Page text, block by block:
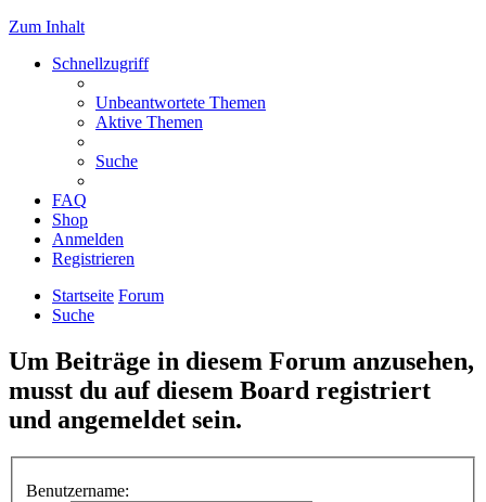
Zum Inhalt
Schnellzugriff
Unbeantwortete Themen
Aktive Themen
Suche
FAQ
Shop
Anmelden
Registrieren
Startseite Forum
Suche
Um Beiträge in diesem Forum anzusehen,
musst du auf diesem Board registriert
und angemeldet sein.
Benutzername: